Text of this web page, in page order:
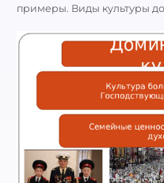
примеры. Виды культуры